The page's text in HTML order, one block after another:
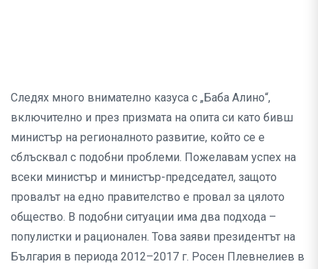
Следях много внимателно казуса с „Баба Алино“,
включително и през призмата на опита си като бивш
министър на регионалното развитие, който се е
сблъсквал с подобни проблеми. Пожелавам успех на
всеки министър и министър-председател, защото
провалът на едно правителство е провал за цялото
общество. В подобни ситуации има два подхода –
популистки и рационален. Това заяви президентът на
България в периода 2012–2017 г. Росен Плевнелиев в